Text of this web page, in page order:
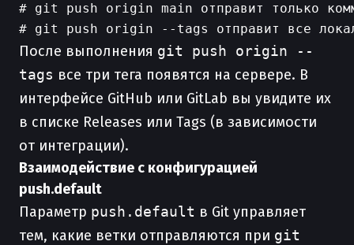
# git push origin main отправит только
После выполнения git push origin --
tags все три тега появятся на сервере. В
интерфейсе GitHub или GitLab вы увидите их
в списке Releases или Tags (в зависимости
от интеграции).
Взаимодействие с конфигурацией
push.default
Параметр push.default в Git управляет
тем, какие ветки отправляются при git